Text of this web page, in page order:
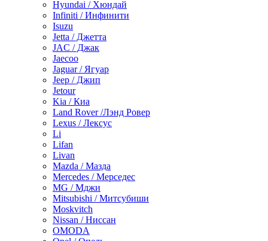
Hyundai / Хюндай
Infiniti / Инфинити
Isuzu
Jetta / Джетта
JAC / Джак
Jaecoo
Jaguar / Ягуар
Jeep / Джип
Jetour
Kia / Киа
Land Rover /Лэнд Ровер
Lexus / Лексус
Li
Lifan
Livan
Mazda / Мазда
Mercedes / Мерседес
MG / Мджи
Mitsubishi / Митсубиши
Moskvitch
Nissan / Ниссан
OMODA